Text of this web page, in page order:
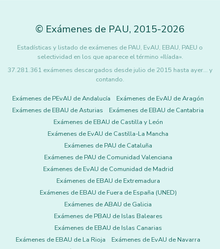
© Exámenes de PAU, 2015-2026
Estadísticas y listado de exámenes de PAU, EvAU, EBAU, PAEU o
selectividad en los que aparece el término «Ilíada».
37.281.361 exámenes descargados desde julio de 2015 hasta ayer... y
contando.
Exámenes de PEvAU de Andalucía
Exámenes de EvAU de Aragón
Exámenes de EBAU de Asturias
Exámenes de EBAU de Cantabria
Exámenes de EBAU de Castilla y León
Exámenes de EvAU de Castilla-La Mancha
Exámenes de PAU de Cataluña
Exámenes de PAU de Comunidad Valenciana
Exámenes de EvAU de Comunidad de Madrid
Exámenes de EBAU de Extremadura
Exámenes de EBAU de Fuera de España (UNED)
Exámenes de ABAU de Galicia
Exámenes de PBAU de Islas Baleares
Exámenes de EBAU de Islas Canarias
Exámenes de EBAU de La Rioja
Exámenes de EvAU de Navarra